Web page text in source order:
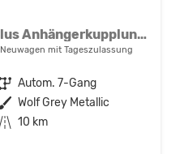
1,5 eTSI DSG LIFE LED Plus Anhängerkupplung Navigation Digital Pro Sitzheizung beheiztes Lenkrad 17 Zoll Alu 5J Garantie
Neuwagen mit Tageszulassung
Getriebe Autom. 7-Gang
Außenfarbe Wolf Grey Metallic
Kilometerstand 10 km